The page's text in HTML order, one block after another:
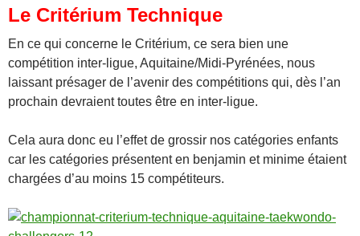
Le Critérium Technique
En ce qui concerne le Critérium, ce sera bien une
compétition inter-ligue, Aquitaine/Midi-Pyrénées, nous
laissant présager de l’avenir des compétitions qui, dès l’an
prochain devraient toutes être en inter-ligue.
Cela aura donc eu l’effet de grossir nos catégories enfants
car les catégories présentent en benjamin et minime étaient
chargées d’au moins 15 compétiteurs.